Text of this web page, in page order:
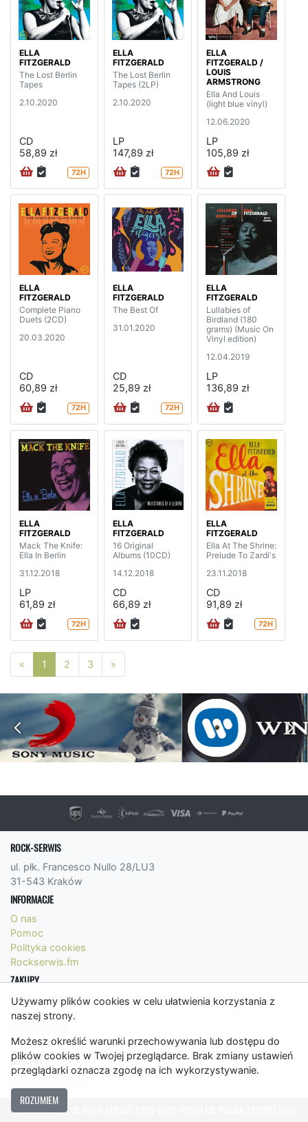
Używamy plików cookies w celu ułatwienia korzystania z
naszej strony.
Możesz określić warunki przechowywania lub dostępu do
plików cookies w Twojej przeglądarce. Brak zmiany ustawień
przeglądarki oznacza zgodę na ich wykorzystywanie.
ROZUMIEM
ELLA
FITZGERALD
The Lost Berlin
Tapes
2.10.2020
CD
58,89 zł
72H
ELLA
FITZGERALD
The Lost Berlin
Tapes (2LP)
2.10.2020
LP
147,89 zł
72H
ELLA
FITZGERALD /
LOUIS
ARMSTRONG
Ella And Louis
(light blue vinyl)
12.06.2020
LP
105,89 zł
ELLA
FITZGERALD
Complete Piano
Duets (2CD)
20.03.2020
CD
60,89 zł
72H
ELLA
FITZGERALD
The Best Of
31.01.2020
CD
25,89 zł
72H
ELLA
FITZGERALD
Lullabies of
Birdland (180
grams) (Music On
Vinyl edition)
12.04.2019
LP
136,89 zł
ELLA
FITZGERALD
Mack The Knife:
Ella In Berlin
31.12.2018
LP
61,89 zł
72H
ELLA
FITZGERALD
16 Original
Albums (10CD)
14.12.2018
CD
66,89 zł
ELLA
FITZGERALD
Ella At The Shrine:
Prelude To Zardi's
23.11.2018
CD
91,89 zł
72H
« Poprzednia strona
1 2 3 »
ROCK-SERWIS
ul. płk. Francesco Nullo 28/LU3
31-543 Kraków
INFORMACJE
O nas
Pomoc
Polityka cookies
Rockserwis.fm
ZAKUPY
Formy płatności
Koszty wysyłki
Regulamin
KONTAKT
bok@rockserwis.pl